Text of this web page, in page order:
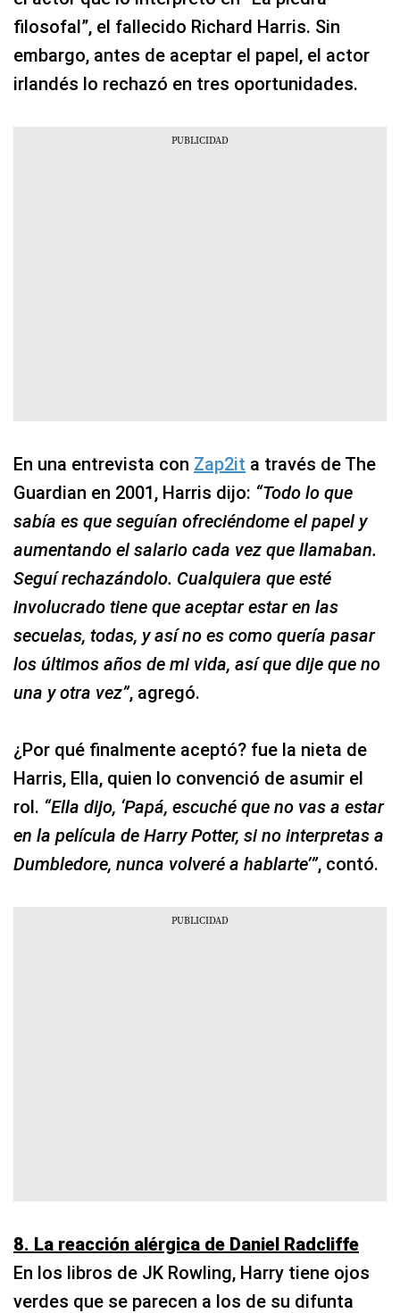
filosofal”, el fallecido Richard Harris. Sin
embargo, antes de aceptar el papel, el actor
irlandés lo rechazó en tres oportunidades.
En una entrevista con Zap2it a través de The
Guardian en 2001, Harris dijo: “Todo lo que
sabía es que seguían ofreciéndome el papel y
aumentando el salario cada vez que llamaban.
Seguí rechazándolo. Cualquiera que esté
involucrado tiene que aceptar estar en las
secuelas, todas, y así no es como quería pasar
los últimos años de mi vida, así que dije que no
una y otra vez”, agregó.
¿Por qué finalmente aceptó? fue la nieta de
Harris, Ella, quien lo convenció de asumir el
rol. “Ella dijo, ‘Papá, escuché que no vas a estar
en la película de Harry Potter, si no interpretas a
Dumbledore, nunca volveré a hablarte’”, contó.
8. La reacción alérgica de Daniel Radcliffe
En los libros de JK Rowling, Harry tiene ojos
verdes que se parecen a los de su difunta